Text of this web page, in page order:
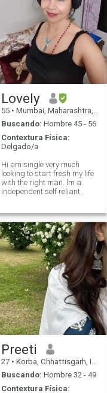
Lovely
55 • Mumbai, Maharashtra, India
Buscando: Hombre 45 - 56
Contextura Física:
Delgado/a
Hi am single very much
looking to start fresh my life
with the right man. lm a
independent self reliant
gardening,cooking ,
traveling, shopping, walking,
trying good restaurants and
yes listen
Preeti
27 • Korba, Chhattisgarh, India
Buscando: Hombre 32 - 49
Contextura Física: